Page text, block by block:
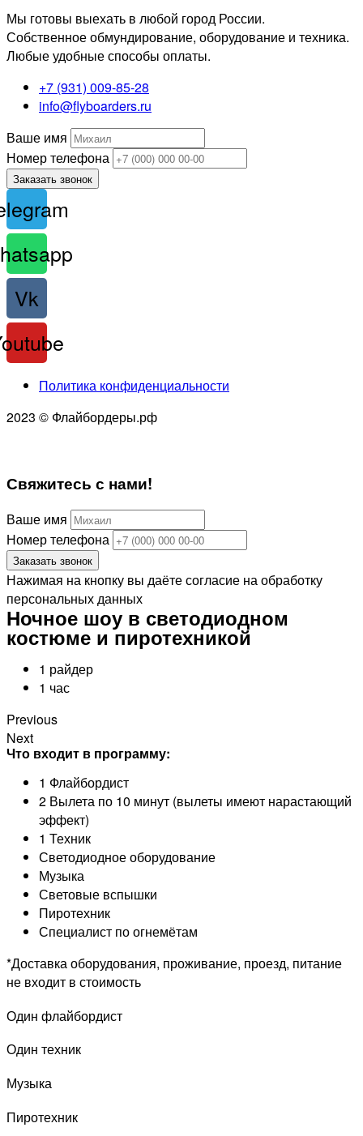
Мы готовы выехать в любой город России.
Собственное обмундирование, оборудование и техника.
Любые удобные способы оплаты.
+7 (931) 009-85-28
info@flyboarders.ru
Ваше имя
Номер телефона
Заказать звонок
Vk
Политика конфиденциальности
2023 © Флайбордеры.рф
Свяжитесь с нами!
Ваше имя
Номер телефона
Заказать звонок
Нажимая на кнопку вы даёте согласие на обработку
персональных данных
Ночное шоу в светодиодном
костюме и пиротехникой
1 райдер
1 час
Previous
Next
Что входит в программу:
1 Флайбордист
2 Вылета по 10 минут (вылеты имеют нарастающий
эффект)
1 Техник
Светодиодное оборудование
Музыка
Световые вспышки
Пиротехник
Специалист по огнемётам
*Доставка оборудования, проживание, проезд, питание
не входит в стоимость
Один флайбордист
Один техник
Музыка
Пиротехник